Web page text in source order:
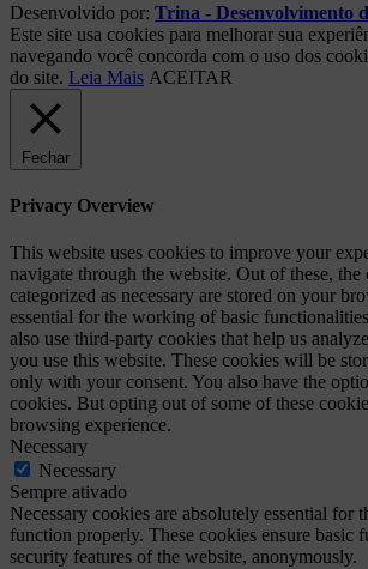
Desenvolvido por: Trina - Desenvolvimento
Este site usa cookies para melhorar sua
navegando você concorda com o uso dos
do site. Leia Mais ACEITAR
Fechar
Privacy Overview
This website uses cookies to improve your
navigate through the website. Out of these, the
categorized as necessary are stored on your
essential for the working of basic
also use third-party cookies that help us
you use this website. These cookies will be
only with your consent. You also have the
cookies. But opting out of some of these
browsing experience.
Necessary
Necessary
Sempre ativado
Necessary cookies are absolutely essential for
function properly. These cookies ensure basic
security features of the website, anonymously.